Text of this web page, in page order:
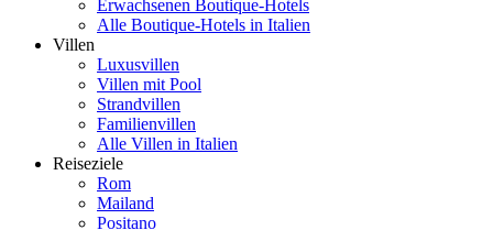
Erwachsenen Boutique-Hotels
Alle Boutique-Hotels in Italien
Villen
Luxusvillen
Villen mit Pool
Strandvillen
Familienvillen
Alle Villen in Italien
Reiseziele
Rom
Mailand
Positano